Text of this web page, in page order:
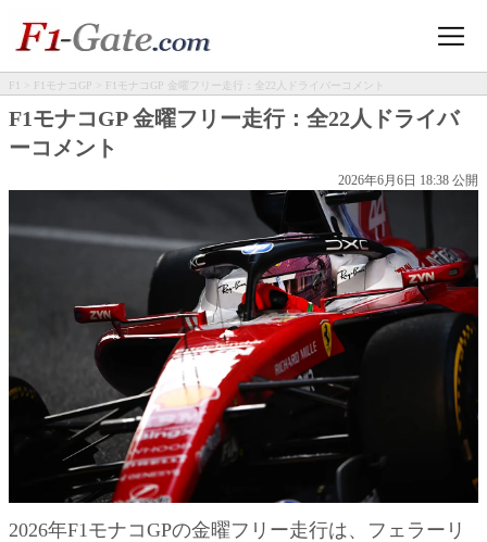
F1 > F1モナコGP > F1モナコGP 金曜フリー走行：全22人ドライバーコメント
F1モナコGP 金曜フリー走行：全22人ドライバ
ーコメント
2026年6月6日 18:38 公開
2026年F1モナコGPの金曜フリー走行は、フェラーリ